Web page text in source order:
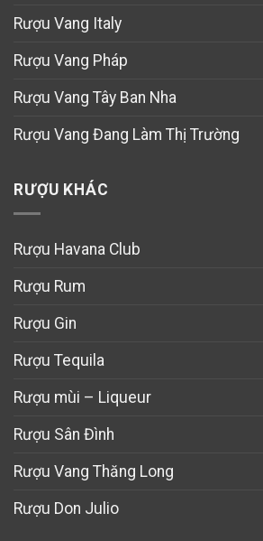
Rượu Vang Italy
Rượu Vang Pháp
Rượu Vang Tây Ban Nha
Rượu Vang Đang Làm Thị Trường
RƯỢU KHÁC
Rượu Havana Club
Rượu Rum
Rượu Gin
Rượu Tequila
Rượu mùi – Liqueur
Rượu Sân Đình
Rượu Vang Thăng Long
Rượu Don Julio